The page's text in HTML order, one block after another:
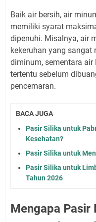
Baik air bersih, air
memiliki syarat
dipenuhi. Misalnya, air
kekeruhan yang sangat
diminum, sementara
tertentu sebelum
pencemaran.
BACA JUGA
Pasir Silika untuk
Kesehatan?
Pasir Silika untuk
Pasir Silika untuk
Tahun 2026
Mengapa Pasir